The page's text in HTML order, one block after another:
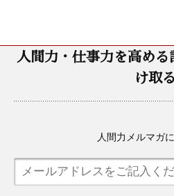
人間力・仕事力を高め
け取る
人間力メルマガ